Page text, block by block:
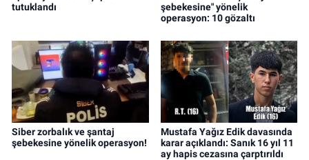
tutuklandı
şebekesine" yönelik
operasyon: 10 gözaltı
Siber zorbalık ve şantaj
şebekesine yönelik operasyon!
Mustafa Yağız Edik davasında
karar açıklandı: Sanık 16 yıl 11
ay hapis cezasına çarptırıldı